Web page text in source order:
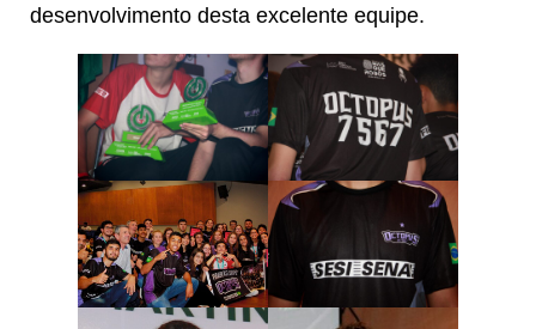
desenvolvimento desta excelente equipe.